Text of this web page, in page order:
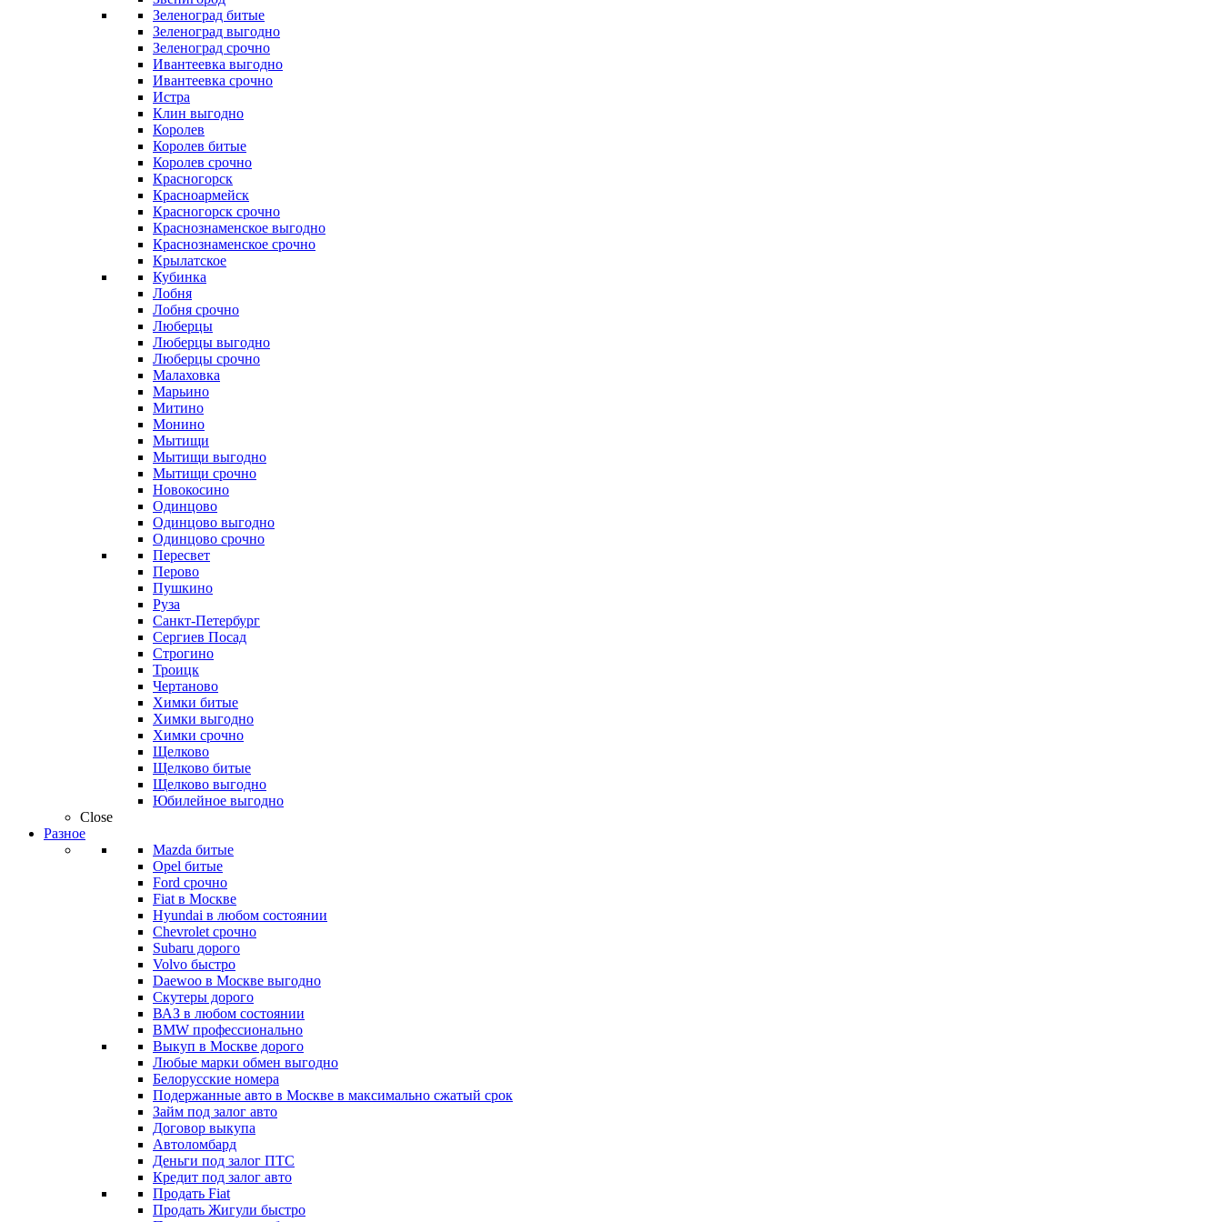
Зеленоград битые
Зеленоград выгодно
Зеленоград срочно
Ивантеевка выгодно
Ивантеевка срочно
Истра
Клин выгодно
Королев
Королев битые
Королев срочно
Красногорск
Красноармейск
Красногорск срочно
Краснознаменское выгодно
Краснознаменское срочно
Крылатское
Кубинка
Лобня
Лобня срочно
Люберцы
Люберцы выгодно
Люберцы срочно
Малаховка
Марьино
Митино
Монино
Мытищи
Мытищи выгодно
Мытищи срочно
Новокосино
Одинцово
Одинцово выгодно
Одинцово срочно
Пересвет
Перово
Пушкино
Руза
Санкт-Петербург
Сергиев Посад
Строгино
Троицк
Чертаново
Химки битые
Химки выгодно
Химки срочно
Щелково
Щелково битые
Щелково выгодно
Юбилейное выгодно
Close
Разное
Mazda битые
Opel битые
Ford срочно
Fiat в Москве
Hyundai в любом состоянии
Chevrolet срочно
Subaru дорого
Volvo быстро
Daewoo в Москве выгодно
Скутеры дорого
ВАЗ в любом состоянии
BMW профессионально
Выкуп в Москве дорого
Любые марки обмен выгодно
Белорусские номера
Подержанные авто в Москве в максимально сжатый срок
Займ под залог авто
Договор выкупа
Автоломбард
Деньги под залог ПТС
Кредит под залог авто
Продать Fiat
Продать Жигули быстро